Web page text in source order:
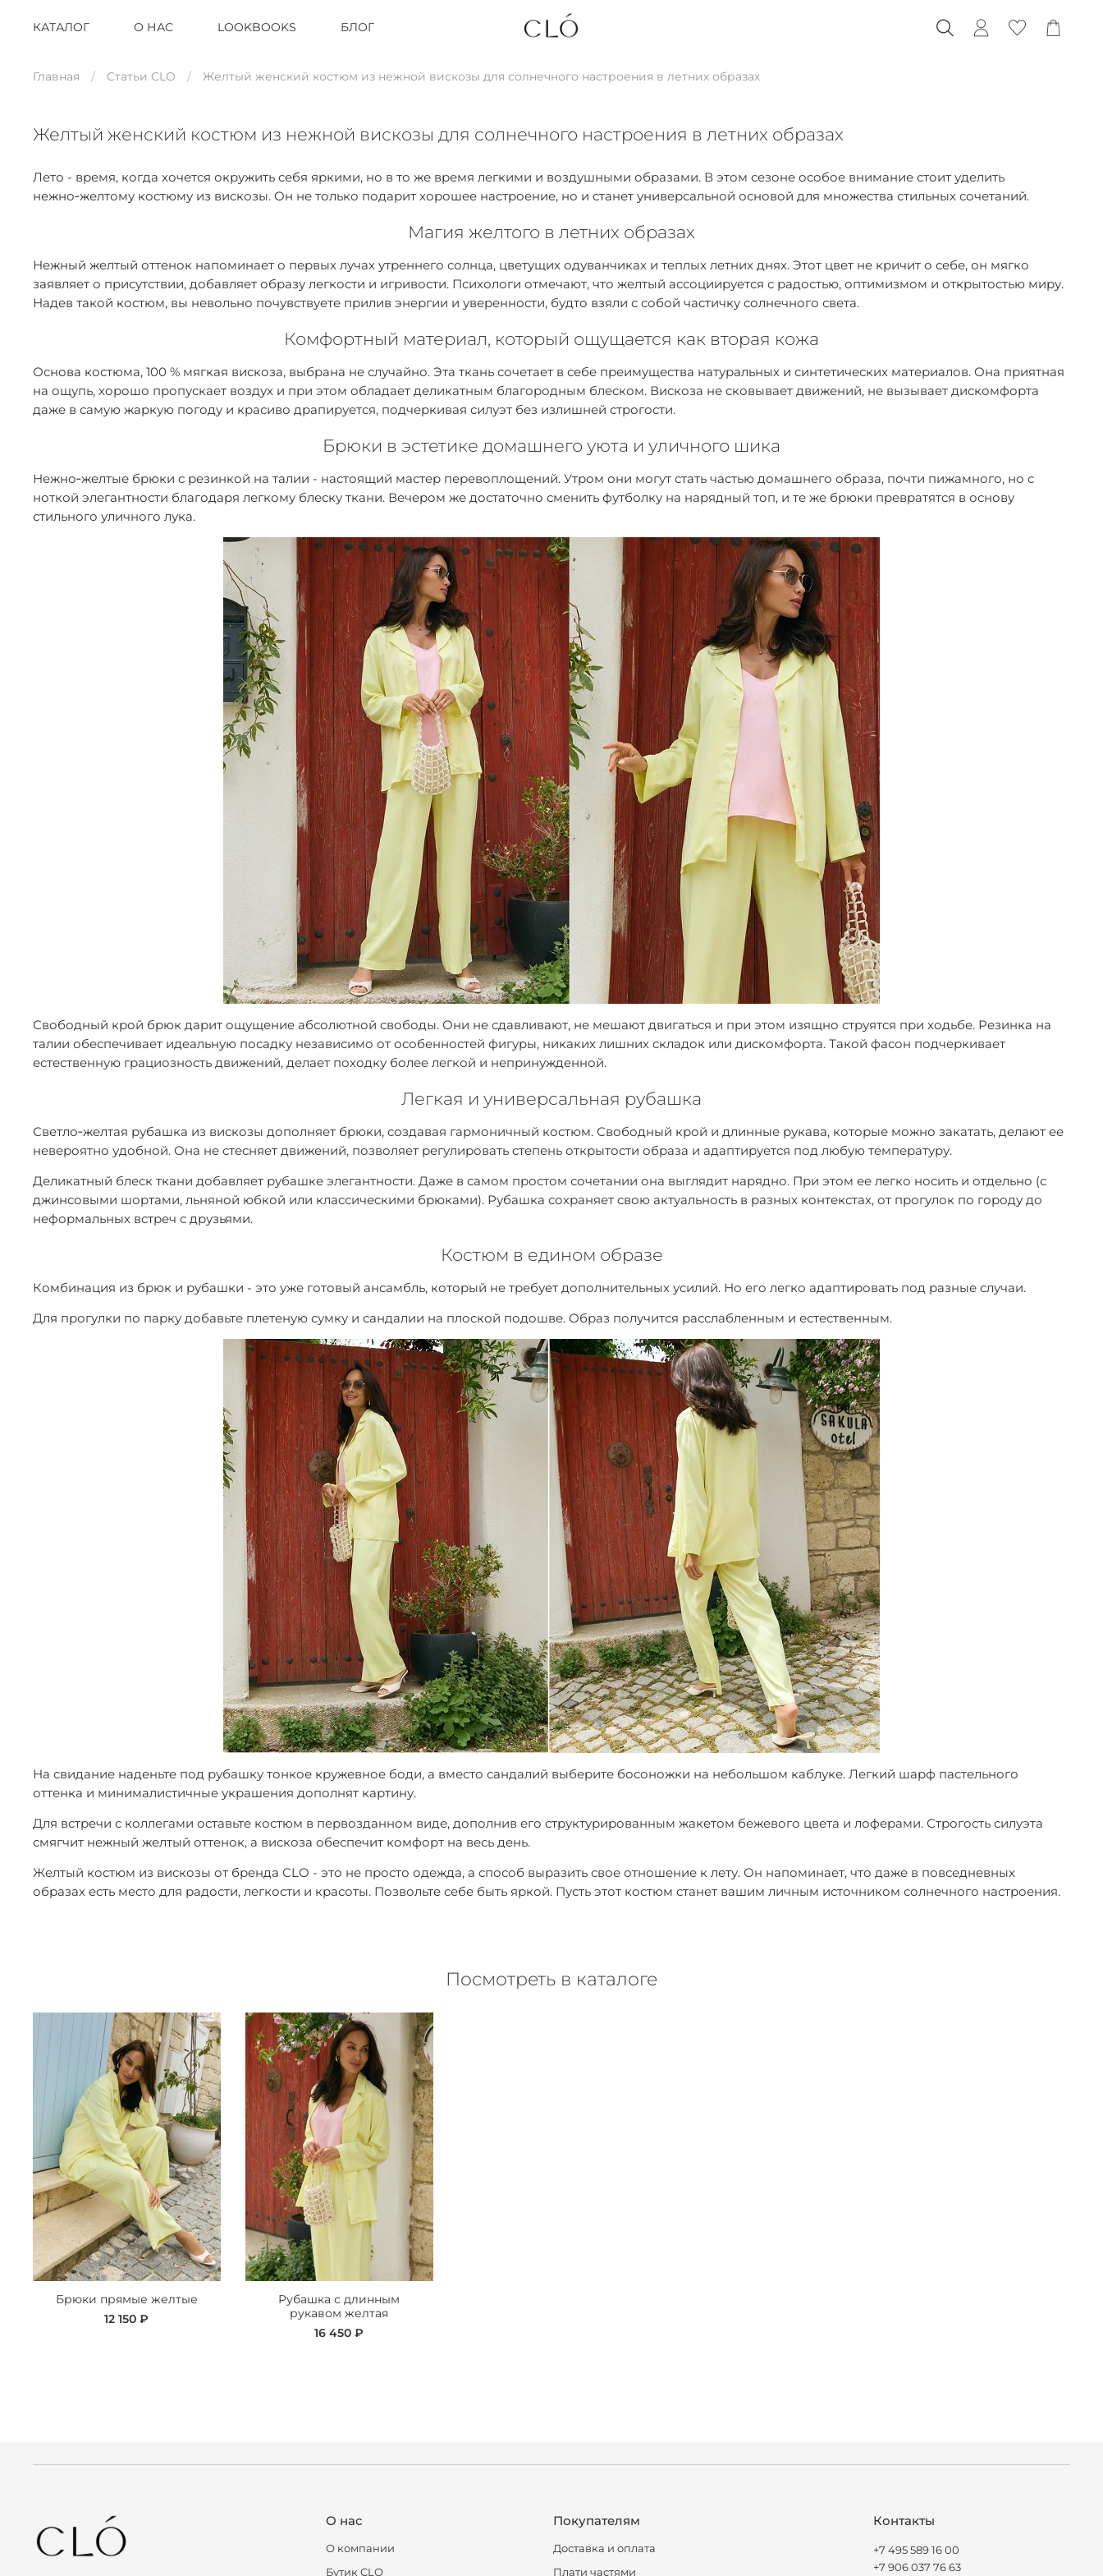
КАТАЛОГ О НАС LOOKBOOKS БЛОГ
Главная Статьи CLO Желтый женский костюм из нежной вискозы для солнечного настроения в летних образах
Желтый женский костюм из нежной вискозы для солнечного настроения в летних образах
Лето - время, когда хочется окружить себя яркими, но в то же время легкими и воздушными образами. В этом сезоне особое внимание стоит уделить
нежно‑желтому костюму из вискозы. Он не только подарит хорошее настроение, но и станет универсальной основой для множества стильных сочетаний.
Магия желтого в летних образах
Нежный желтый оттенок напоминает о первых лучах утреннего солнца, цветущих одуванчиках и теплых летних днях. Этот цвет не кричит о себе, он мягко
заявляет о присутствии, добавляет образу легкости и игривости. Психологи отмечают, что желтый ассоциируется с радостью, оптимизмом и открытостью миру.
Надев такой костюм, вы невольно почувствуете прилив энергии и уверенности, будто взяли с собой частичку солнечного света.
Комфортный материал, который ощущается как вторая кожа
Основа костюма, 100 % мягкая вискоза, выбрана не случайно. Эта ткань сочетает в себе преимущества натуральных и синтетических материалов. Она приятная
на ощупь, хорошо пропускает воздух и при этом обладает деликатным благородным блеском. Вискоза не сковывает движений, не вызывает дискомфорта
даже в самую жаркую погоду и красиво драпируется, подчеркивая силуэт без излишней строгости.
Брюки в эстетике домашнего уюта и уличного шика
Нежно‑желтые брюки с резинкой на талии - настоящий мастер перевоплощений. Утром они могут стать частью домашнего образа, почти пижамного, но с
ноткой элегантности благодаря легкому блеску ткани. Вечером же достаточно сменить футболку на нарядный топ, и те же брюки превратятся в основу
стильного уличного лука.
Свободный крой брюк дарит ощущение абсолютной свободы. Они не сдавливают, не мешают двигаться и при этом изящно струятся при ходьбе. Резинка на
талии обеспечивает идеальную посадку независимо от особенностей фигуры, никаких лишних складок или дискомфорта. Такой фасон подчеркивает
естественную грациозность движений, делает походку более легкой и непринужденной.
Легкая и универсальная рубашка
Светло‑желтая рубашка из вискозы дополняет брюки, создавая гармоничный костюм. Свободный крой и длинные рукава, которые можно закатать, делают ее
невероятно удобной. Она не стесняет движений, позволяет регулировать степень открытости образа и адаптируется под любую температуру.
Деликатный блеск ткани добавляет рубашке элегантности. Даже в самом простом сочетании она выглядит нарядно. При этом ее легко носить и отдельно (с
джинсовыми шортами, льняной юбкой или классическими брюками). Рубашка сохраняет свою актуальность в разных контекстах, от прогулок по городу до
неформальных встреч с друзьями.
Костюм в едином образе
Комбинация из брюк и рубашки - это уже готовый ансамбль, который не требует дополнительных усилий. Но его легко адаптировать под разные случаи.
Для прогулки по парку добавьте плетеную сумку и сандалии на плоской подошве. Образ получится расслабленным и естественным.
На свидание наденьте под рубашку тонкое кружевное боди, а вместо сандалий выберите босоножки на небольшом каблуке. Легкий шарф пастельного
оттенка и минималистичные украшения дополнят картину.
Для встречи с коллегами оставьте костюм в первозданном виде, дополнив его структурированным жакетом бежевого цвета и лоферами. Строгость силуэта
смягчит нежный желтый оттенок, а вискоза обеспечит комфорт на весь день.
Желтый костюм из вискозы от бренда CLO - это не просто одежда, а способ выразить свое отношение к лету. Он напоминает, что даже в повседневных
образах есть место для радости, легкости и красоты. Позвольте себе быть яркой. Пусть этот костюм станет вашим личным источником солнечного настроения.
Посмотреть в каталоге
Брюки прямые желтые
12 150 ₽
Рубашка с длинным
рукавом желтая
16 450 ₽
О нас
О компании
Бутик CLO
Покупателям
Доставка и оплата
Плати частями
Контакты
+7 495 589 16 00
+7 906 037 76 63